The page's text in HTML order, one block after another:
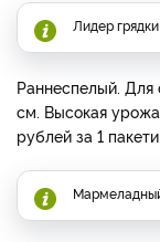
Лидер грядки
Раннеспелый. Для
см. Высокая
рублей за 1